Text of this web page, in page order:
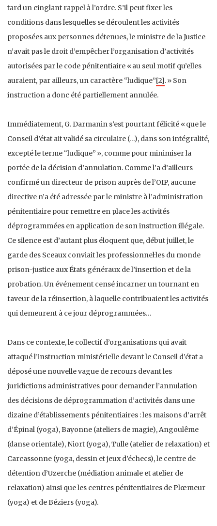
tard un cinglant rappel à l’ordre. S’il peut fixer les
conditions dans lesquelles se déroulent les activités
proposées aux personnes détenues, le ministre de la Justice
n’avait pas le droit d’empêcher l’organisation d’activités
autorisées par le code pénitentiaire « au seul motif qu’elles
auraient, par ailleurs, un caractère “ludique”[2]. » Son
instruction a donc été partiellement annulée.
Immédiatement, G. Darmanin s’est pourtant félicité « que le
Conseil d’état ait validé sa circulaire (…), dans son intégralité,
excepté le terme “ludique” », comme pour minimiser la
portée de la décision d’annulation. Comme l’a d’ailleurs
confirmé un directeur de prison auprès de l’OIP, aucune
directive n’a été adressée par le ministre à l’administration
pénitentiaire pour remettre en place les activités
déprogrammées en application de son instruction illégale.
Ce silence est d’autant plus éloquent que, début juillet, le
garde des Sceaux conviait les professionnel·les du monde
prison-justice aux États généraux de l’insertion et de la
probation. Un événement censé incarner un tournant en
faveur de la réinsertion, à laquelle contribuaient les activités
qui demeurent à ce jour déprogrammées…
Dans ce contexte, le collectif d’organisations qui avait
attaqué l’instruction ministérielle devant le Conseil d’état a
déposé une nouvelle vague de recours devant les
juridictions administratives pour demander l’annulation
des décisions de déprogrammation d’activités dans une
dizaine d’établissements pénitentiaires : les maisons d’arrêt
d’Épinal (yoga), Bayonne (ateliers de magie), Angoulême
(danse orientale), Niort (yoga), Tulle (atelier de relaxation) et
Carcassonne (yoga, dessin et jeux d’échecs), le centre de
détention d’Uzerche (médiation animale et atelier de
relaxation) ainsi que les centres pénitentiaires de Plœmeur
(yoga) et de Béziers (yoga).